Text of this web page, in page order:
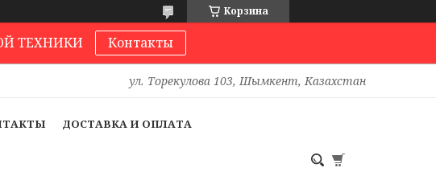
Корзина
ТЕХНИКИ Контакты
ул. Торекулова 103, Шымкент, Казахстан
ДОСТАВКА И ОПЛАТА